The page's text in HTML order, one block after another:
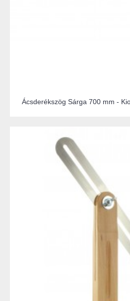
Ácsderékszög Sárga 700 mm -